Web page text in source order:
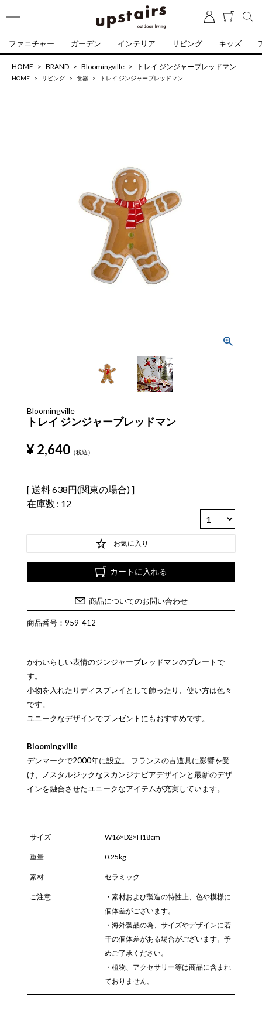
ファニチャー ガーデン インテリア リビング キッズ
HOME BRAND Bloomingville トレイ ジンジャーブレッドマン
HOME リビング 食器 トレイ ジンジャーブレッドマン
Bloomingville
トレイ ジンジャーブレッドマン
¥2,640 税込
送料638円(関東の場合)
在庫数
12
お気に入り
カートに入れる
商品についてのお問い合わせ
商品番号：959-412
かわいらしい表情のジンジャーブレッドマンのプレートで
す。
小物を入れたりディスプレイとして飾ったり、使い方は色々
です。
ユニークなデザインでプレゼントにもおすすめです。
Bloomingville
デンマークで2000年に設立。 フランスの古道具に影響を受
け、ノスタルジックなスカンジナビアデザインと最新のデザ
インを融合させたユニークなアイテムが充実しています。
サイズ W16×D2×H18cm
重量 0.25kg
素材 セラミック
ご注意
・素材および製造の特性上、色や模様に
個体差がございます。
・海外製品の為、サイズやデザインに若
干の個体差がある場合がございます。予
めご了承ください。
・植物、アクセサリー等は商品に含まれ
ておりません。